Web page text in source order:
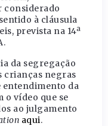
considerado
à cláusula
prevista na 14ª
da segregação
crianças negras
entendimento da
o vídeo que se
ao julgamento
aqui.